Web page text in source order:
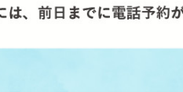
foreigners